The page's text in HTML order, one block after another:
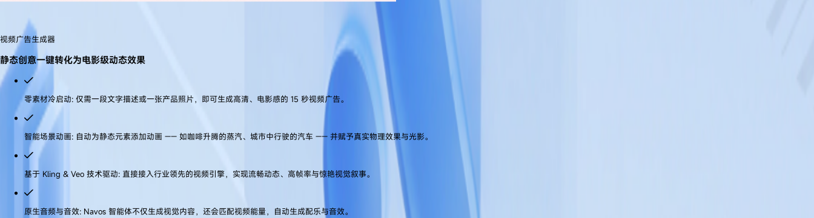
生成真正能转化的 AI 广告
AI 驱动的全球创意增长引擎
将灵感火花转化为可规模化投放的高表现广告素材库，实现分钟级创意落地与全域素材部署。
视频广告生成器
静态创意一键转化为电影级动态效果
零素材冷启动: 仅需一段文字描述或一张产品照片，即可生成高清、电影感的 15 秒视频广告。
智能场景动画: 自动为静态元素添加动画 —— 如咖啡升腾的蒸汽、城市中行驶的汽车 —— 并赋予真实物理效果与光影。
基于 Kling & Veo 技术驱动: 直接接入行业领先的视频引擎，实现流畅动态、高帧率与惊艳视觉叙事。
原生音频与音效: Navos 智能体不仅生成视觉内容，还会匹配视频能量，自动生成配乐与音效。